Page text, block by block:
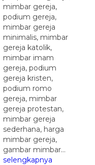
mimbar gereja,
podium gereja,
mimbar gereja
minimalis, mimbar
gereja katolik,
mimbar imam
gereja, podium
gereja kristen,
podium romo
gereja, mimbar
gereja protestan,
mimbar gereja
sederhana, harga
mimbar gereja,
gambar mimbar…
selengkapnya